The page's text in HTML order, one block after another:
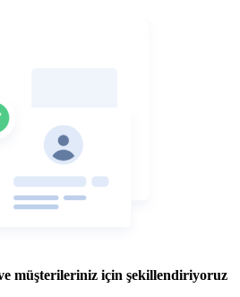
müşterileriniz için şekillendiriyoruz